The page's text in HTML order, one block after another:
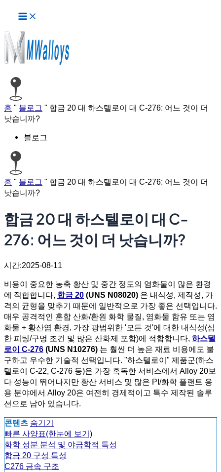
로
건
너
기
인
메
뉴
홈 " 블로그 " 합금 20 대 하스텔로이 대 C-276: 어느 것이 더
낫습니까?
블로그
홈 " 블로그 " 합금 20 대 하스텔로이 대 C-276: 어느 것이 더
낫습니까?
합금 20 대 하스텔로이 대 C-
276: 어느 것이 더 낫습니까?
시간:2025-08-11
비용이 중요한 농축 황산 및 중간 정도의 염화물이 많은 환경
에 적합합니다, 합금 20 (UNS N08020) 은 내식성, 제작성, 가
격의 균형을 맞추기 때문에 일반적으로 가장 좋은 선택입니다.
매우 공격적인 혼합 산화/환원 화학 물질, 염화물 함유 또는 염
화물 + 황산염 환경, 가장 광범위한 '모든 것'에 대한 내식성(심
한 피팅/구멍 조건 및 많은 산화제 포함)에 적합합니다, 하스텔
로이 C-276 (UNS N10276) 는 훨씬 더 높은 재료 비용에도 불
구하고 우수한 기술적 선택입니다. "하스텔로이" 제품군(하스
텔로이 C-22, C-276 등)은 가장 혹독한 서비스에서 Alloy 20보
다 성능이 뛰어나지만 황산 서비스 및 많은 PI/화학 플랜트 응
용 분야에서 Alloy 20은 여전히 경제적이고 특수 제작된 솔루
션으로 남아 있습니다.
콘텐츠 숨기기
빠른 사양표(한눈에 보기)
화학 성분 분석 및 야금학적 특성
합금 20 구성 특성
C276 금속 구조